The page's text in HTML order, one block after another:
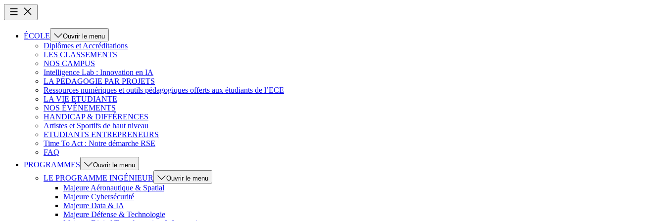
ÉCOLE Ouvrir le menu
Diplômes et Accréditations
LES CLASSEMENTS
NOS CAMPUS
Intelligence Lab : Innovation en IA
LA PEDAGOGIE PAR PROJETS
Ressources numériques et outils pédagogiques offerts aux étudiants de l’ECE
LA VIE ETUDIANTE
NOS ÉVÉNEMENTS
HANDICAP & DIFFÉRENCES
Artistes et Sportifs de haut niveau
ETUDIANTS ENTREPRENEURS
Time To Act : Notre démarche RSE
FAQ
PROGRAMMES
Ouvrir le menu
LE PROGRAMME INGÉNIEUR Ouvrir le menu
Majeure Aéronautique & Spatial
Majeure Cybersécurité
Majeure Data & IA
Majeure Défense & Technologie